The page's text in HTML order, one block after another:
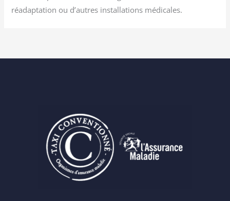
réadaptation ou d’autres installations médicales.